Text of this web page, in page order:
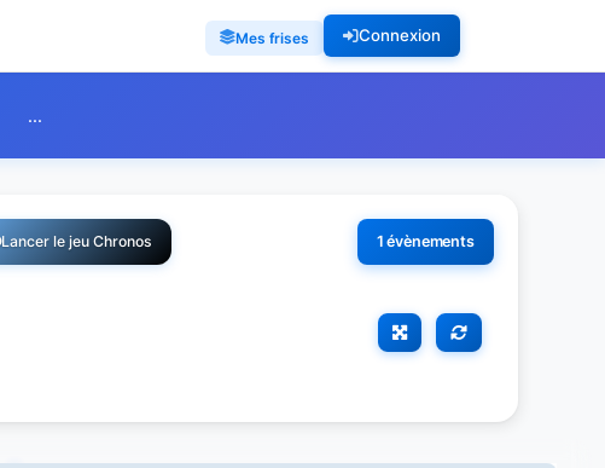
Mes frises Connexion
...
1 évènements
Lancer le jeu Chronos